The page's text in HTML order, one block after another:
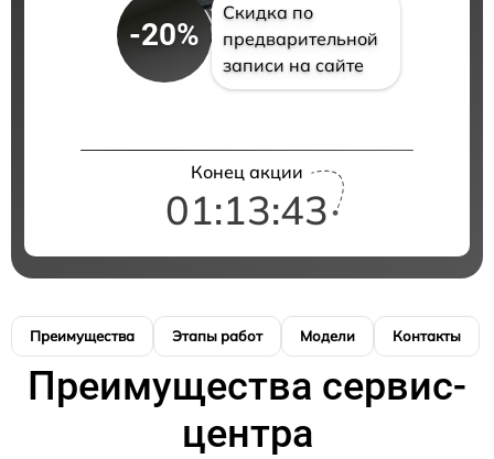
-20%
Скидка по
предварительной
записи на сайте
Конец акции
01:13:42
Преимущества Этапы работ Модели Контакты
Преимущества сервис-
центра